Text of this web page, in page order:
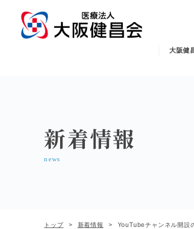
大阪健
新着情報
news
トップ 新着情報 YouTubeチャンネル開設